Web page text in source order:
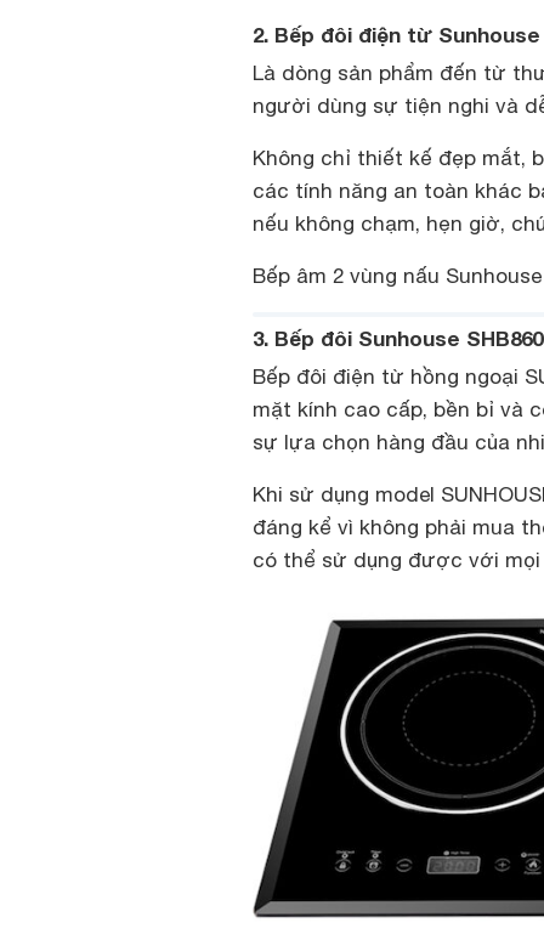
2. Bếp đôi điện từ Sunhouse
Là dòng sản phẩm đến từ
người dùng sự tiện nghi và
Không chỉ thiết kế đẹp mắt,
các tính năng an toàn khác
nếu không chạm, hẹn giờ,
Bếp âm 2 vùng nấu
3. Bếp đôi Sunhouse
Bếp đôi điện từ hồng ngoại
mặt kính cao cấp, bền bỉ và
sự lựa chọn hàng đầu của
Khi sử dụng model
đáng kể vì không phải mua
có thể sử dụng được với